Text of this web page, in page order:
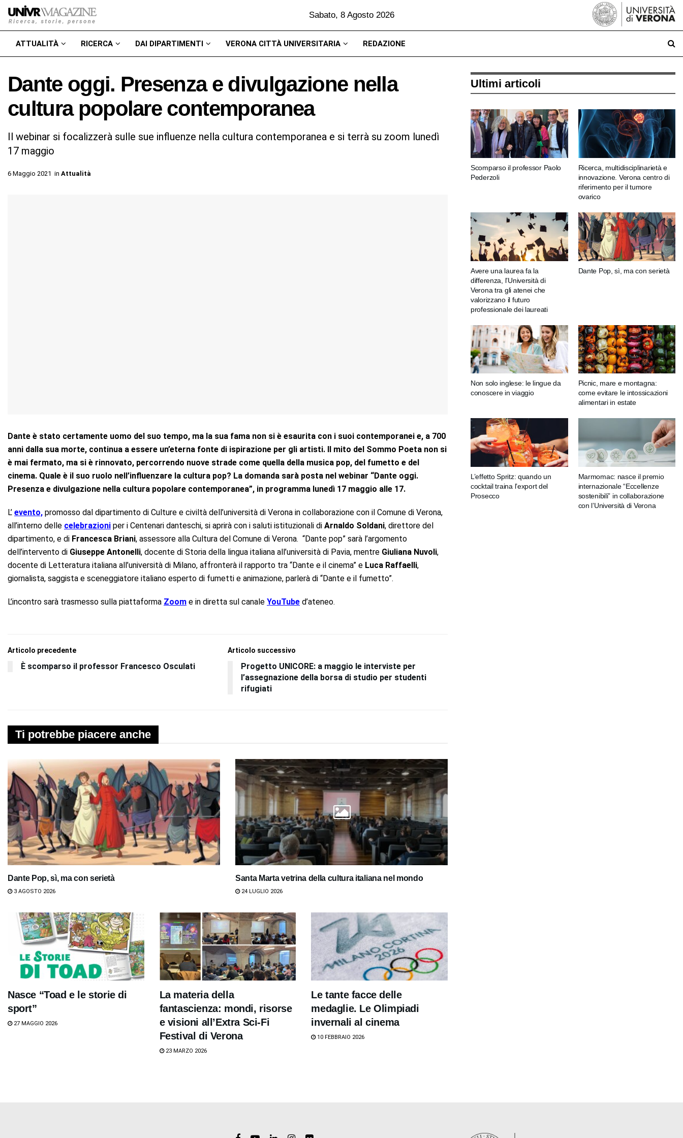
Sabato, 8 Agosto 2026
ATTUALITÀ RICERCA DAI DIPARTIMENTI VERONA CITTÀ UNIVERSITARIA REDAZIONE
Dante oggi. Presenza e divulgazione nella
cultura popolare contemporanea
Il webinar si focalizzerà sulle sue influenze nella cultura contemporanea e si terrà su zoom lunedì
17 maggio
6 Maggio 2021 in Attualità
Dante è stato certamente uomo del suo tempo, ma la sua fama non si è esaurita con i suoi contemporanei e, a 700
anni dalla sua morte, continua a essere un’eterna fonte di ispirazione per gli artisti. Il mito del Sommo Poeta non si
è mai fermato, ma si è rinnovato, percorrendo nuove strade come quella della musica pop, del fumetto e del
cinema. Quale è il suo ruolo nell’influenzare la cultura pop? La domanda sarà posta nel webinar “Dante oggi.
Presenza e divulgazione nella cultura popolare contemporanea”, in programma lunedì 17 maggio alle 17.
L’ evento, promosso dal dipartimento di Culture e civiltà dell’università di Verona in collaborazione con il Comune di Verona,
all’interno delle celebrazioni per i Centenari danteschi, si aprirà con i saluti istituzionali di Arnaldo Soldani, direttore del
dipartimento, e di Francesca Briani, assessore alla Cultura del Comune di Verona. “Dante pop” sarà l’argomento
dell’intervento di Giuseppe Antonelli, docente di Storia della lingua italiana all’università di Pavia, mentre Giuliana Nuvoli,
docente di Letteratura italiana all’università di Milano, affronterà il rapporto tra “Dante e il cinema” e Luca Raffaelli,
giornalista, saggista e sceneggiatore italiano esperto di fumetti e animazione, parlerà di “Dante e il fumetto”.
L’incontro sarà trasmesso sulla piattaforma Zoom e in diretta sul canale YouTube d’ateneo.
Articolo precedente
È scomparso il professor Francesco Osculati
Articolo successivo
Progetto UNICORE: a maggio le interviste per
l’assegnazione della borsa di studio per studenti
rifugiati
Ti potrebbe piacere anche
Dante Pop, sì, ma con serietà
3 AGOSTO 2026
Santa Marta vetrina della cultura italiana nel mondo
24 LUGLIO 2026
Nasce “Toad e le storie di
sport”
27 MAGGIO 2026
La materia della
fantascienza: mondi, risorse
e visioni all’Extra Sci-Fi
Festival di Verona
23 MARZO 2026
Le tante facce delle
medaglie. Le Olimpiadi
invernali al cinema
10 FEBBRAIO 2026
Ultimi articoli
Scomparso il professor Paolo
Pederzoli
Ricerca, multidisciplinarietà e
innovazione. Verona centro di
riferimento per il tumore
ovarico
Avere una laurea fa la
differenza, l’Università di
Verona tra gli atenei che
valorizzano il futuro
professionale dei laureati
Dante Pop, sì, ma con serietà
Non solo inglese: le lingue da
conoscere in viaggio
Picnic, mare e montagna:
come evitare le intossicazioni
alimentari in estate
L’effetto Spritz: quando un
cocktail traina l’export del
Prosecco
Marmomac: nasce il premio
internazionale “Eccellenze
sostenibili” in collaborazione
con l’Università di Verona